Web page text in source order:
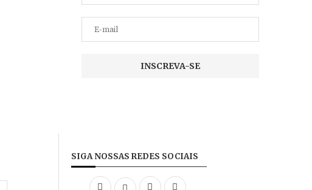
SIGA NOSSAS REDES SOCIAIS